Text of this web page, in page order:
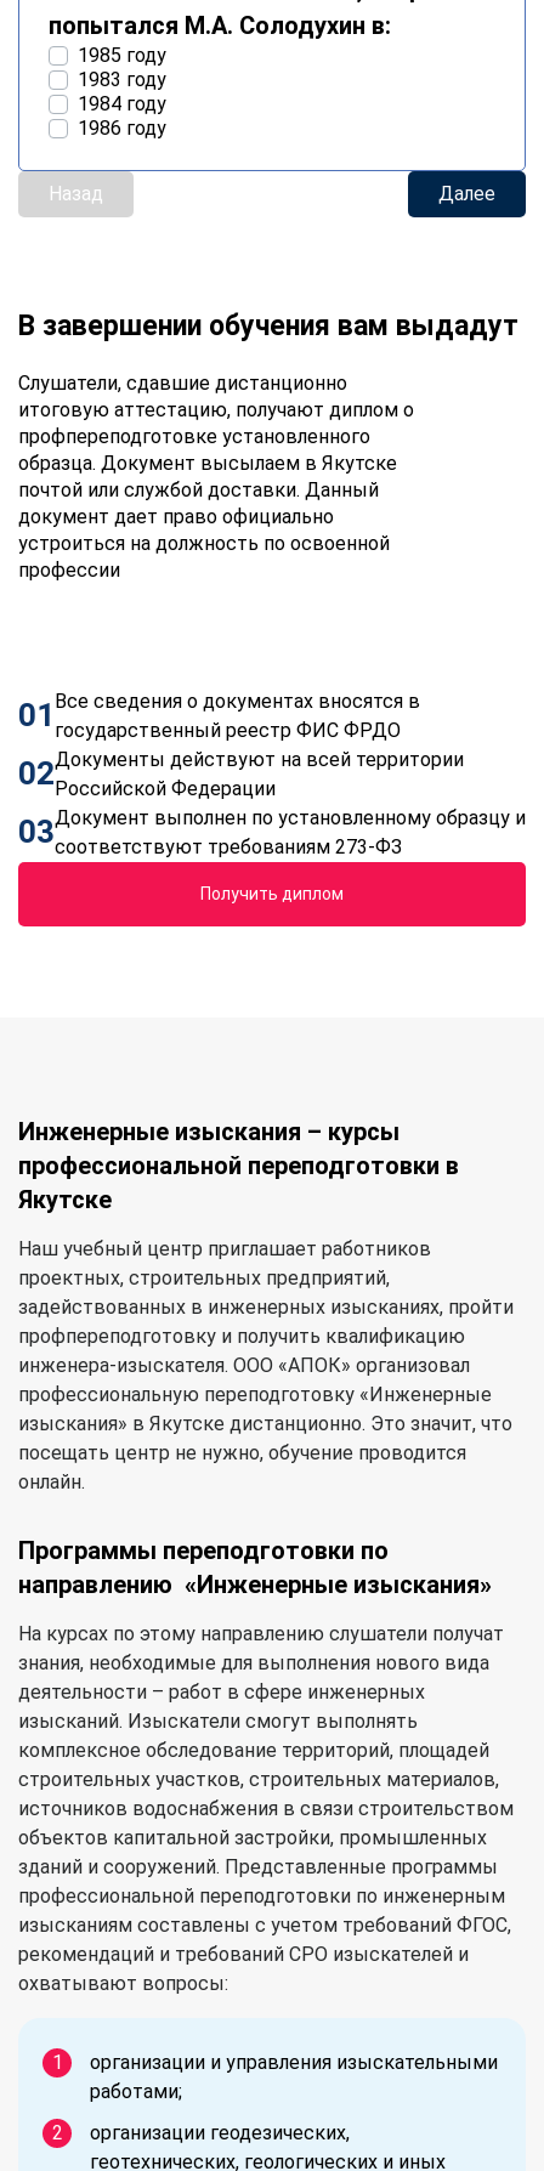
попытался М.А. Солодухин в:
1985 году
1983 году
1984 году
1986 году
Назад Далее
В завершении обучения вам выдадут
Слушатели, сдавшие дистанционно
итоговую аттестацию, получают диплом о
профпереподготовке установленного
образца. Документ высылаем в Якутске
почтой или службой доставки. Данный
документ дает право официально
устроиться на должность по освоенной
профессии
01 Все сведения о документах вносятся в
государственный реестр ФИС ФРДО
02Документы действуют на всей территории
Российской Федерации
03Документ выполнен по установленному образцу и
соответствуют требованиям 273-ФЗ
Получить диплом
Инженерные изыскания – курсы
профессиональной переподготовки в
Якутске
Наш учебный центр приглашает работников
проектных, строительных предприятий,
задействованных в инженерных изысканиях, пройти
профпереподготовку и получить квалификацию
инженера-изыскателя. ООО «АПОК» организовал
профессиональную переподготовку «Инженерные
изыскания» в Якутске дистанционно. Это значит, что
посещать центр не нужно, обучение проводится
онлайн.
Программы переподготовки по
направлению «Инженерные изыскания»
На курсах по этому направлению слушатели получат
знания, необходимые для выполнения нового вида
деятельности – работ в сфере инженерных
изысканий. Изыскатели смогут выполнять
комплексное обследование территорий, площадей
строительных участков, строительных материалов,
источников водоснабжения в связи строительством
объектов капитальной застройки, промышленных
зданий и сооружений. Представленные программы
профессиональной переподготовки по инженерным
изысканиям составлены с учетом требований ФГОС,
рекомендаций и требований СРО изыскателей и
охватывают вопросы:
организации и управления изыскательными
работами;
организации геодезических,
геотехнических, геологических и иных